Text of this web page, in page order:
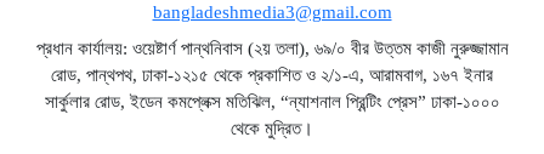
bangladeshmedia3@gmail.com
প্রধান কার্যালয়: ওয়েষ্টার্ণ পান্থনিবাস (২য় তলা), ৬৯/০ বীর উত্তম কাজী নুরুজ্জামান
রোড, পান্থপথ, ঢাকা-১২১৫ থেকে প্রকাশিত ও ২/১-এ, আরামবাগ, ১৬৭ ইনার
সার্কুলার রোড, ইডেন কমপ্লেক্স মতিঝিল, “ন্যাশনাল প্রিন্টিং প্রেস” ঢাকা-১০০০
থেকে মুদ্রিত।